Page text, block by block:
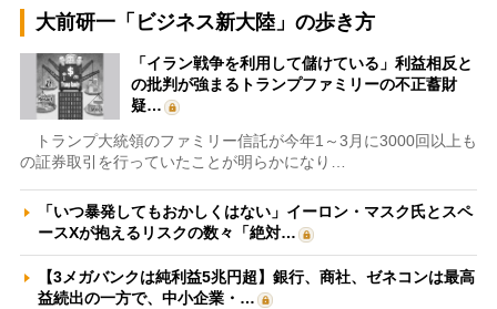
大前研一「ビジネス新大陸」の歩き方
「イラン戦争を利用して儲けている」利益相反と
の批判が強まるトランプファミリーの不正蓄財
疑…
トランプ大統領のファミリー信託が今年1～3月に3000回以上も
の証券取引を行っていたことが明らかになり…
「いつ暴発してもおかしくはない」イーロン・マスク氏とスペ
ースXが抱えるリスクの数々「絶対…
【3メガバンクは純利益5兆円超】銀行、商社、ゼネコンは最高
益続出の一方で、中小企業・…